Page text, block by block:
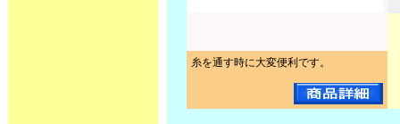
糸を通す時に大変便利です。